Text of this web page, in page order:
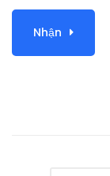
Nhận